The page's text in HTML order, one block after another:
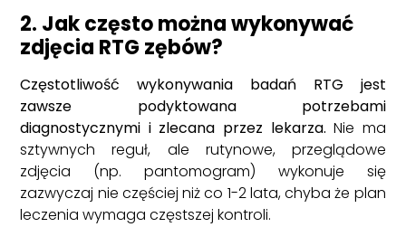
2. Jak często można wykonywać
zdjęcia RTG zębów?
Częstotliwość wykonywania badań RTG jest
zawsze podyktowana potrzebami
diagnostycznymi i zlecana przez lekarza. Nie ma
sztywnych reguł, ale rutynowe, przeglądowe
zdjęcia (np. pantomogram) wykonuje się
zazwyczaj nie częściej niż co 1-2 lata, chyba że plan
leczenia wymaga częstszej kontroli.